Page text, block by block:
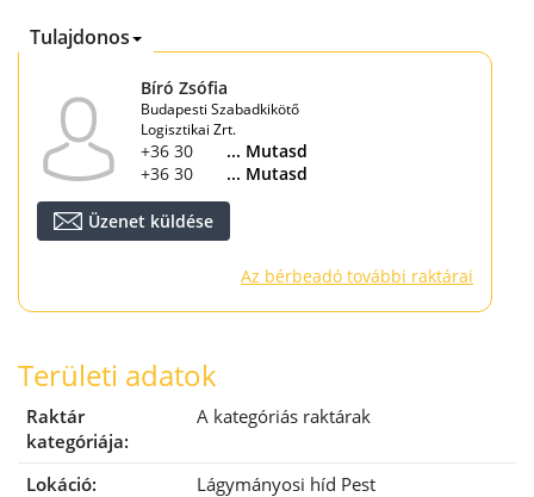
Tulajdonos
Bíró Zsófia
Budapesti Szabadkikötő
Logisztikai Zrt.
+36 30 221 7449... Mutasd
+36 30 212 7449... Mutasd
Üzenet küldése
Az bérbeadó további raktárai
Területi adatok
Raktár
kategóriája:
A kategóriás raktárak
Lokáció:
Lágymányosi híd Pest